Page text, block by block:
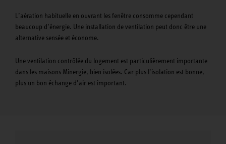
L’aération habituelle en ouvrant les fenêtre consomme cependant
beaucoup d’énergie. Une installation de ventilation peut donc être une
alternative sensée et économe.
Une ventilation contrôlée du logement est particulièrement importante
dans les maisons Minergie, bien isolées. Car plus l’isolation est bonne,
plus un bon échange d’air est important.